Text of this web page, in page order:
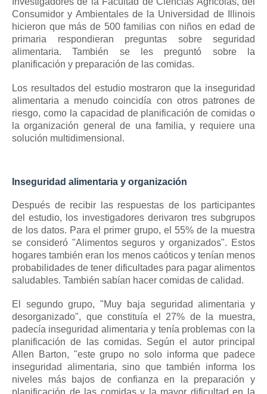
Consumidor y Ambientales de la Universidad de Illinois
hicieron que más de 500 familias con niños en edad de
primaria respondieran preguntas sobre seguridad
alimentaria.También se les preguntó sobre la
planificación y preparación de las comidas.
Los resultados del estudio mostraron que la inseguridad
alimentaria a menudo coincidía con otros patrones de
riesgo, como la capacidad de planificación de comidas o
la organización general de una familia, y requiere una
solución multidimensional.
Inseguridad alimentaria y organización
Después de recibir las respuestas de los participantes
del estudio, los investigadores derivaron tres subgrupos
de los datos. Para el primer grupo, el 55% de la muestra
se consideró "Alimentos seguros y organizados". Estos
hogares también eran los menos caóticos y tenían menos
probabilidades de tener dificultades para pagar alimentos
saludables. También sabían hacer comidas de calidad.
El segundo grupo, "Muy baja seguridad alimentaria y
desorganizado", que constituía el 27% de la muestra,
padecía inseguridad alimentaria y tenía problemas con la
planificación de las comidas. Según el autor principal
Allen Barton, "este grupo no solo informa que padece
inseguridad alimentaria, sino que también informa los
niveles más bajos de confianza en la preparación y
planificación de las comidas y la mayor dificultad en la